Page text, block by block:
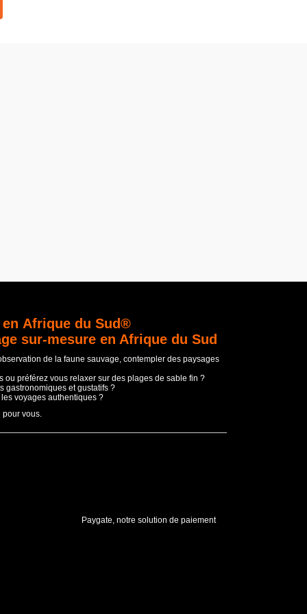
Afrique du Sud®
sur-mesure en Afrique du Sud
de la faune sauvage, contempler des paysages
ou préférez vous relaxer sur des plages de sable fin ?
gastronomiques et gustatifs ?
voyages authentiques ?
pour vous.
Paygate, notre solution de paiement